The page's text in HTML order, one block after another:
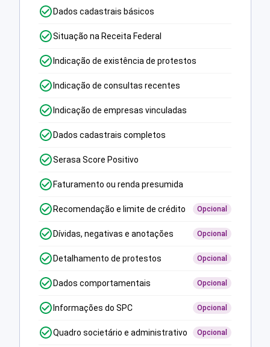
Dados cadastrais básicos
Situação na Receita Federal
Indicação de existência de protestos
Indicação de consultas recentes
Indicação de empresas vinculadas
Dados cadastrais completos
Serasa Score Positivo
Faturamento ou renda presumida
Recomendação e limite de crédito Opcional
Dívidas, negativas e anotações Opcional
Detalhamento de protestos Opcional
Dados comportamentais Opcional
Informações do SPC Opcional
Quadro societário e administrativo Opcional